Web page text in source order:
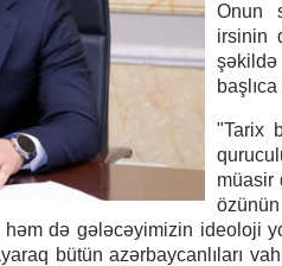
Onun
irsinin
"Tarix
müasir
də gələcəyimizin ideoloji
bütün azərbaycanlıları